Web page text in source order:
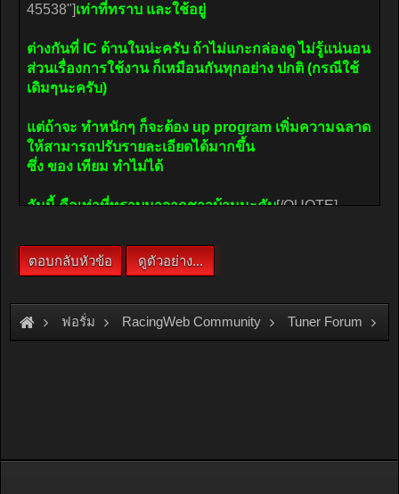
ฟอรั่ม RacingWeb Community Tuner Forum